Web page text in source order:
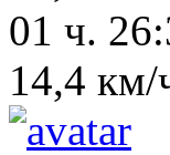
01 ч.
14,4 км/